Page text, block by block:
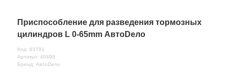
Приспособление для разведения тормозных
цилиндров L 0-65mm АвтоDело
Код: 83791
Артикул: 40498
Бренд: АвтоDело